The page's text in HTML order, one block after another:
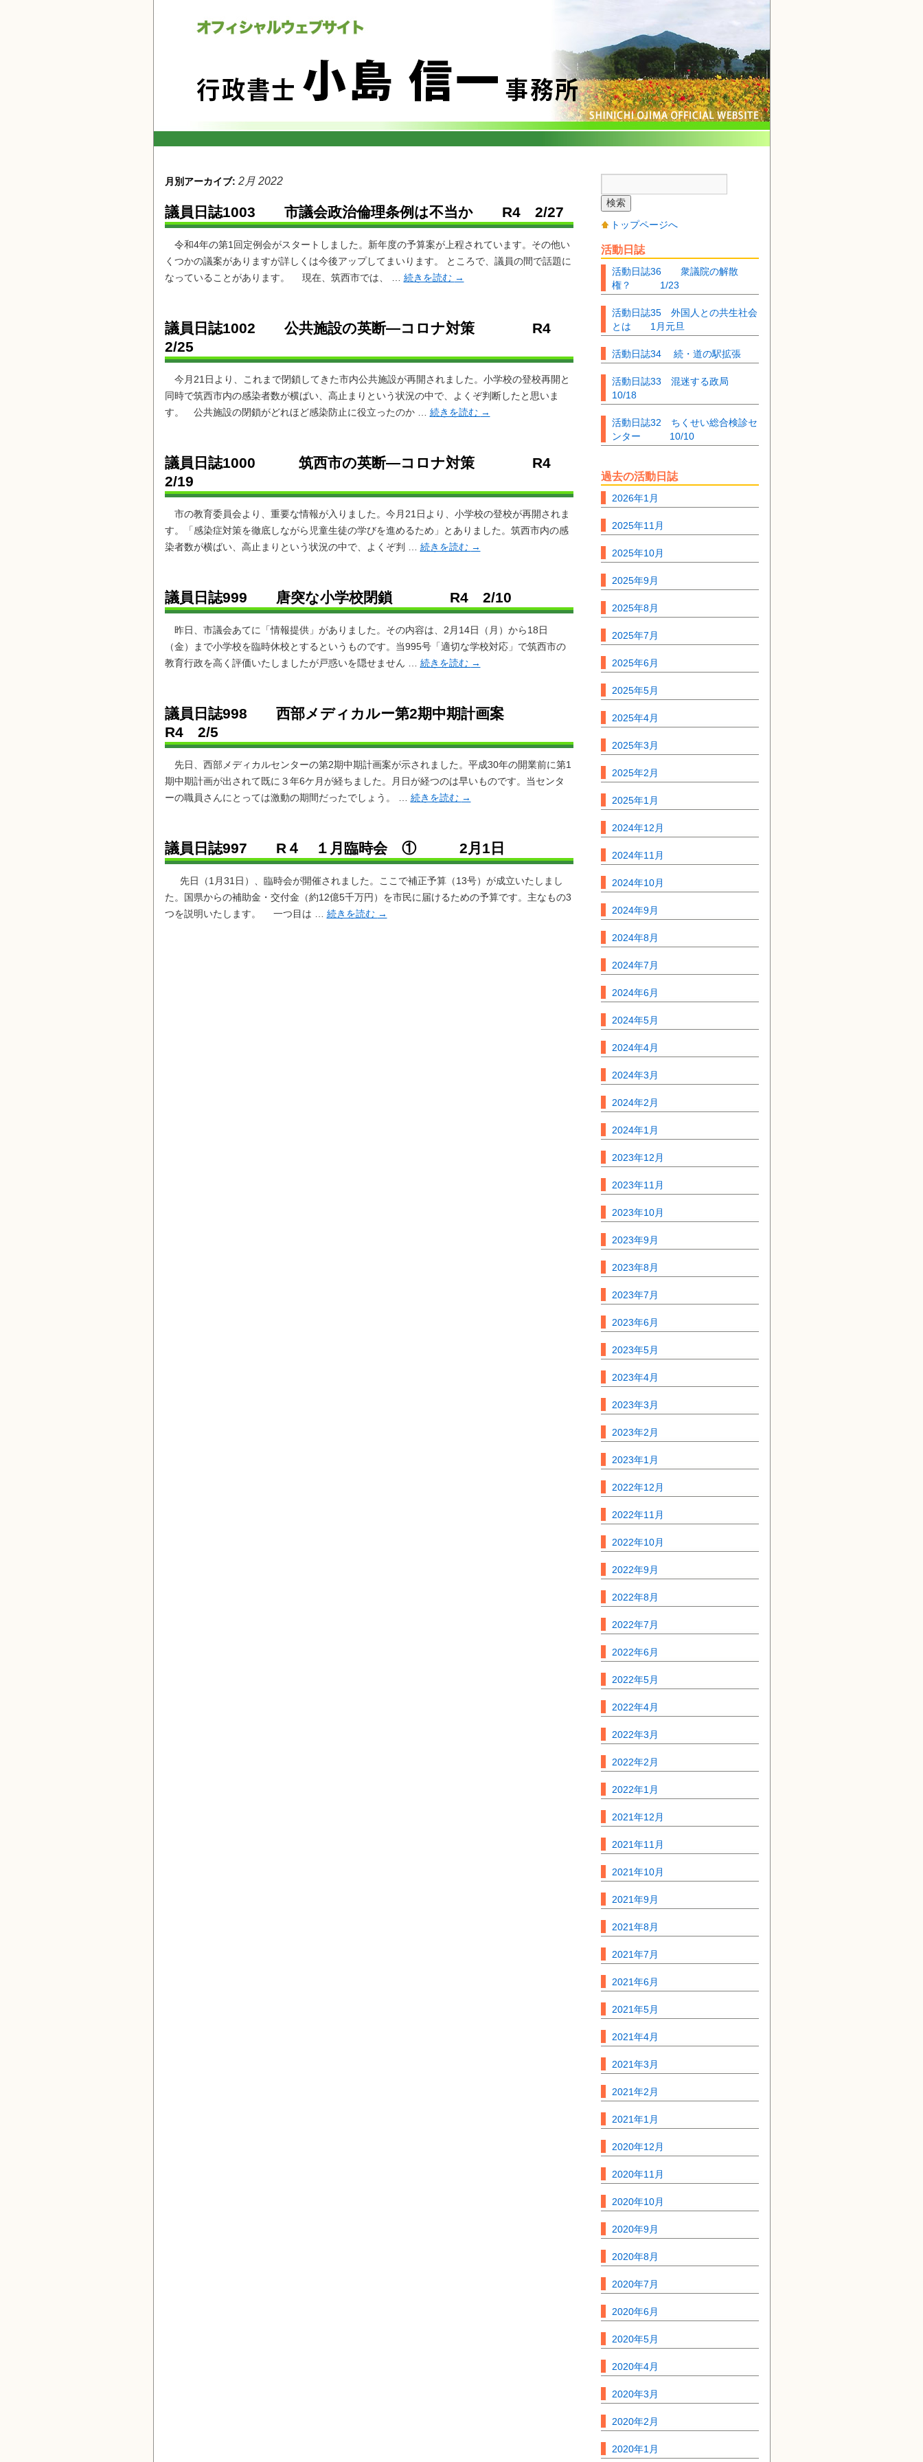
月別アーカイブ: 2月 2022
議員日誌1003 市議会政治倫理条例は不当か R4 2/27
令和4年の第1回定例会がスタートしました。新年度の予算案が上程されています。その他い
くつかの議案がありますが詳しくは今後アップしてまいります。 ところで、議員の間で話題に
なっていることがあります。 現在、筑西市では、 … 続きを読む →
議員日誌1002 公共施設の英断―コロナ対策 R4
2/25
今月21日より、これまで閉鎖してきた市内公共施設が再開されました。小学校の登校再開と
同時で筑西市内の感染者数が横ばい、高止まりという状況の中で、よくぞ判断したと思いま
す。 公共施設の閉鎖がどれほど感染防止に役立ったのか … 続きを読む →
議員日誌1000 筑西市の英断―コロナ対策 R4
2/19
市の教育委員会より、重要な情報が入りました。今月21日より、小学校の登校が再開されま
す。「感染症対策を徹底しながら児童生徒の学びを進めるため」とありました。筑西市内の感
染者数が横ばい、高止まりという状況の中で、よくぞ判 … 続きを読む →
議員日誌999 唐突な小学校閉鎖 R4 2/10
昨日、市議会あてに「情報提供」がありました。その内容は、2月14日（月）から18日
（金）まで小学校を臨時休校とするというものです。当995号「適切な学校対応」で筑西市の
教育行政を高く評価いたしましたが戸惑いを隠せません … 続きを読む →
議員日誌998 西部メディカルー第2期中期計画案
R4 2/5
先日、西部メディカルセンターの第2期中期計画案が示されました。平成30年の開業前に第1
期中期計画が出されて既に３年6ケ月が経ちました。月日が経つのは早いものです。当センタ
ーの職員さんにとっては激動の期間だったでしょう。 … 続きを読む →
議員日誌997 R４ １月臨時会 ① 2月1日
先日（1月31日）、臨時会が開催されました。ここで補正予算（13号）が成立いたしまし
た。国県からの補助金・交付金（約12億5千万円）を市民に届けるための予算です。主なもの3
つを説明いたします。 一つ目は … 続きを読む →
トップページへ
活動日誌
活動日誌36 衆議院の解散
権？ 1/23
活動日誌35 外国人との共生社会
とは 1月元旦
活動日誌34 続・道の駅拡張
活動日誌33 混迷する政局
10/18
活動日誌32 ちくせい総合検診セ
ンター 10/10
過去の活動日誌
2026年1月
2025年11月
2025年10月
2025年9月
2025年8月
2025年7月
2025年6月
2025年5月
2025年4月
2025年3月
2025年2月
2025年1月
2024年12月
2024年11月
2024年10月
2024年9月
2024年8月
2024年7月
2024年6月
2024年5月
2024年4月
2024年3月
2024年2月
2024年1月
2023年12月
2023年11月
2023年10月
2023年9月
2023年8月
2023年7月
2023年6月
2023年5月
2023年4月
2023年3月
2023年2月
2023年1月
2022年12月
2022年11月
2022年10月
2022年9月
2022年8月
2022年7月
2022年6月
2022年5月
2022年4月
2022年3月
2022年2月
2022年1月
2021年12月
2021年11月
2021年10月
2021年9月
2021年8月
2021年7月
2021年6月
2021年5月
2021年4月
2021年3月
2021年2月
2021年1月
2020年12月
2020年11月
2020年10月
2020年9月
2020年8月
2020年7月
2020年6月
2020年5月
2020年4月
2020年3月
2020年2月
2020年1月